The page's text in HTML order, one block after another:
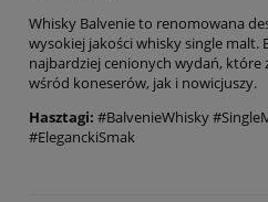
Whisky Balvenie to renomowana
wysokiej jakości whisky single malt.
najbardziej cenionych wydań, które
wśród koneserów, jak i nowicjuszy.
Hasztagi: #BalvenieWhisky
#EleganckiSmak